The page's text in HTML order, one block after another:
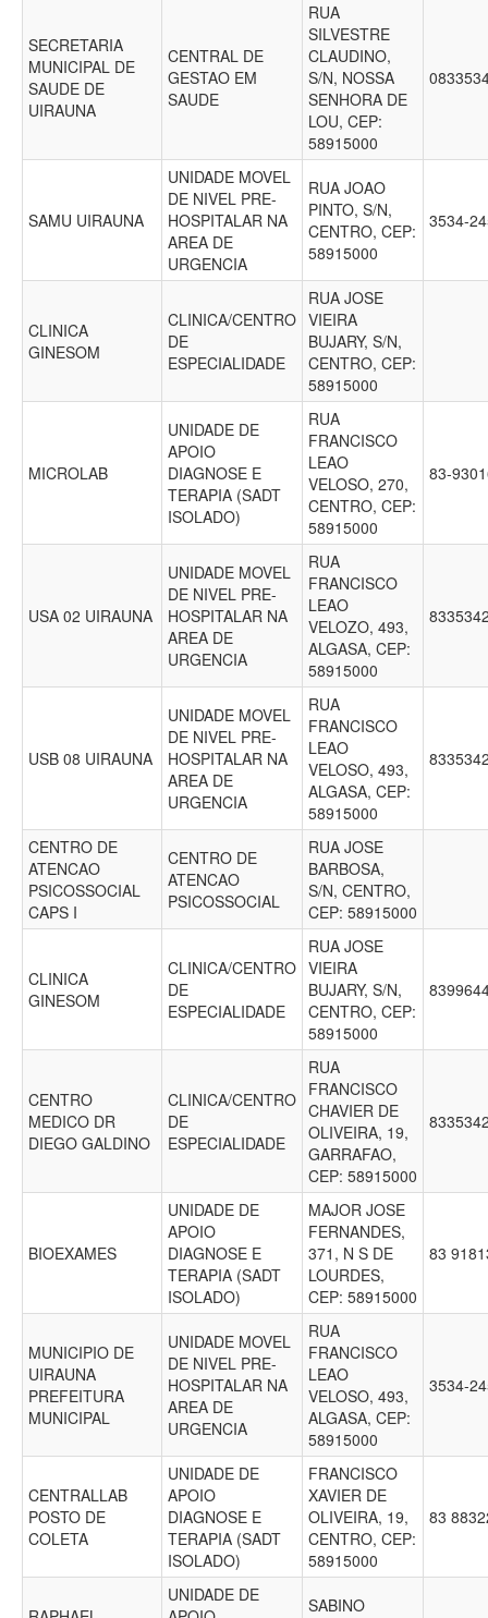
SECRETARIA
MUNICIPAL DE
SAUDE DE
UIRAUNA
CENTRAL DE
GESTAO EM
SAUDE
RUA
SILVESTRE
CLAUDINO,
S/N, NOSSA
SENHORA DE
LOU, CEP:
58915000
SAMU UIRAUNA
UNIDADE MOVEL
DE NIVEL PRE-
HOSPITALAR NA
AREA DE
URGENCIA
RUA JOAO
PINTO, S/N,
CENTRO, CEP:
58915000
3534-
CLINICA
GINESOM
CLINICA/CENTRO
DE
ESPECIALIDADE
RUA JOSE
VIEIRA
BUJARY, S/N,
CENTRO, CEP:
58915000
MICROLAB
UNIDADE DE
APOIO
DIAGNOSE E
TERAPIA (SADT
ISOLADO)
RUA
FRANCISCO
LEAO
VELOSO, 270,
CENTRO, CEP:
58915000
83-
USA 02 UIRAUNA
UNIDADE MOVEL
DE NIVEL PRE-
HOSPITALAR NA
AREA DE
URGENCIA
RUA
FRANCISCO
LEAO
VELOZO, 493,
ALGASA, CEP:
58915000
USB 08 UIRAUNA
UNIDADE MOVEL
DE NIVEL PRE-
HOSPITALAR NA
AREA DE
URGENCIA
RUA
FRANCISCO
LEAO
VELOSO, 493,
ALGASA, CEP:
58915000
CENTRO DE
ATENCAO
PSICOSSOCIAL
CAPS I
CENTRO DE
ATENCAO
PSICOSSOCIAL
RUA JOSE
BARBOSA,
S/N, CENTRO,
CEP: 58915000
CLINICA
GINESOM
CLINICA/CENTRO
DE
ESPECIALIDADE
RUA JOSE
VIEIRA
BUJARY, S/N,
CENTRO, CEP:
58915000
CENTRO
MEDICO DR
DIEGO GALDINO
CLINICA/CENTRO
DE
ESPECIALIDADE
RUA
FRANCISCO
CHAVIER DE
OLIVEIRA, 19,
GARRAFAO,
CEP: 58915000
BIOEXAMES
UNIDADE DE
APOIO
DIAGNOSE E
TERAPIA (SADT
ISOLADO)
MAJOR JOSE
FERNANDES,
371, N S DE
LOURDES,
CEP: 58915000
83
MUNICIPIO DE
UIRAUNA
PREFEITURA
MUNICIPAL
UNIDADE MOVEL
DE NIVEL PRE-
HOSPITALAR NA
AREA DE
URGENCIA
RUA
FRANCISCO
LEAO
VELOSO, 493,
ALGASA, CEP:
58915000
3534-
CENTRALLAB
POSTO DE
COLETA
UNIDADE DE
APOIO
DIAGNOSE E
TERAPIA (SADT
ISOLADO)
FRANCISCO
XAVIER DE
OLIVEIRA, 19,
CENTRO, CEP:
58915000
83
UNIDADE DE
SABINO